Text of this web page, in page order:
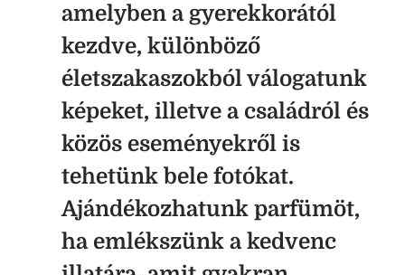
amelyben a gyerekkorától
kezdve, különböző
életszakaszokból válogatunk
képeket, illetve a családról és
közös eseményekről is
tehetünk bele fotókat.
Ajándékozhatunk parfümöt,
ha emlékszünk a kedvenc